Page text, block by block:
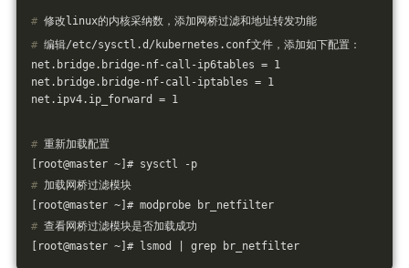
# 修改linux的内核采纳数，添加网桥过滤和地址转发功能
# 编辑/etc/sysctl.d/kubernetes.conf文件，添加如下配置：
net.bridge.bridge-nf-call-ip6tables = 1
net.bridge.bridge-nf-call-iptables = 1
net.ipv4.ip_forward = 1
# 重新加载配置
[root@master ~]# sysctl -p
# 加载网桥过滤模块
[root@master ~]# modprobe br_netfilter
# 查看网桥过滤模块是否加载成功
[root@master ~]# lsmod | grep br_netfilter